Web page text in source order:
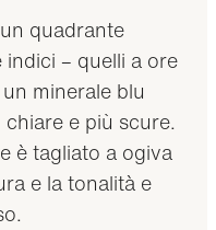
quadrante
– quelli a ore
minerale blu
e più scure.
è tagliato a ogiva
e la tonalità e